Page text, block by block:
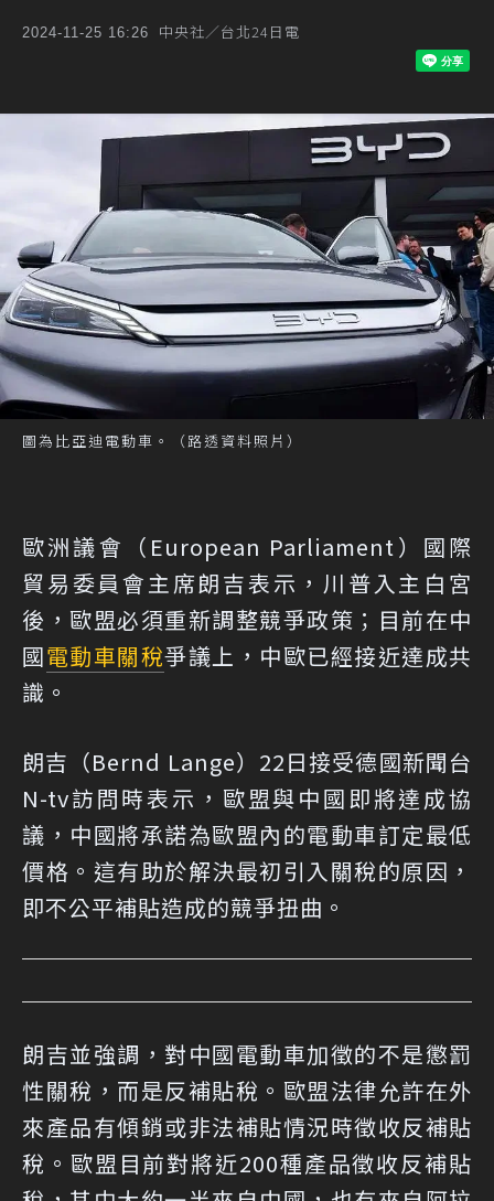
2024-11-25 16:26 中央社／台北24日電
圖為比亞迪電動車。（路透資料照片）
歐洲議會（European Parliament）國際
貿易委員會主席朗吉表示，川普入主白宮
後，歐盟必須重新調整競爭政策；目前在中
國電動車關稅爭議上，中歐已經接近達成共
識。
朗吉（Bernd Lange）22日接受德國新聞台
N-tv訪問時表示，歐盟與中國即將達成協
議，中國將承諾為歐盟內的電動車訂定最低
價格。這有助於解決最初引入關稅的原因，
即不公平補貼造成的競爭扭曲。
朗吉並強調，對中國電動車加徵的不是懲罰
性關稅，而是反補貼稅。歐盟法律允許在外
來產品有傾銷或非法補貼情況時徵收反補貼
稅。歐盟目前對將近200種產品徵收反補貼